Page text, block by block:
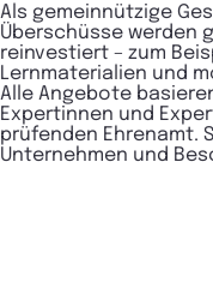
Als gemeinnützige
Überschüsse werden
reinvestiert – zum
Lernmaterialien und
Alle Angebote
Expertinnen und
prüfenden Ehrenamt.
Unternehmen und